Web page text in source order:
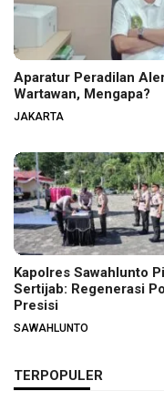
Aparatur Peradilan
Wartawan, Mengapa?
JAKARTA
Kapolres Sawahlunto
Sertijab: Regenerasi
Presisi
SAWAHLUNTO
TERPOPULER